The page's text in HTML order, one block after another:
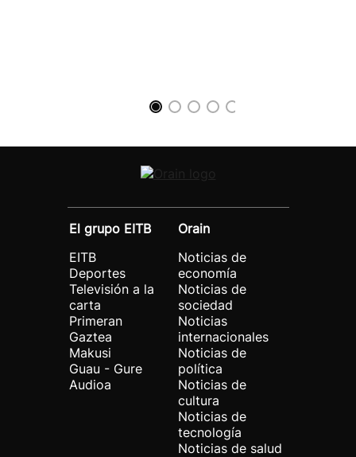
El grupo EITB
EITB
Deportes
Televisión a la
carta
Primeran
Gaztea
Makusi
Guau - Gure
Audioa
Orain
Noticias de
economía
Noticias de
sociedad
Noticias
internacionales
Noticias de
política
Noticias de
cultura
Noticias de
tecnología
Noticias de salud